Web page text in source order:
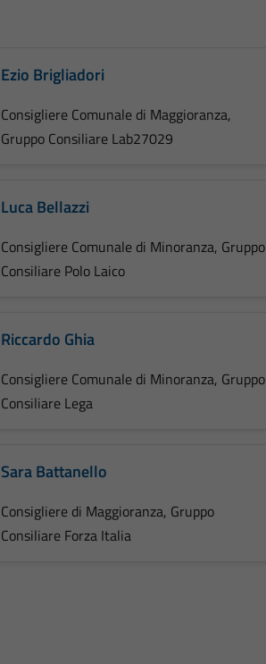
Ezio Brigliadori
Consigliere Comunale di Maggioranza,
Gruppo Consiliare Lab27029
Luca Bellazzi
Consigliere Comunale di Minoranza, Gruppo
Consiliare Polo Laico
Riccardo Ghia
Consigliere Comunale di Minoranza, Gruppo
Consiliare Lega
Sara Battanello
Consigliere di Maggioranza, Gruppo
Consiliare Forza Italia